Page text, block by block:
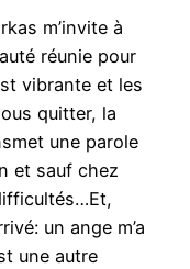
m’invite à
réunie pour
vibrante et les
quitter, la
une parole
et sauf chez
un ange m’a
une autre